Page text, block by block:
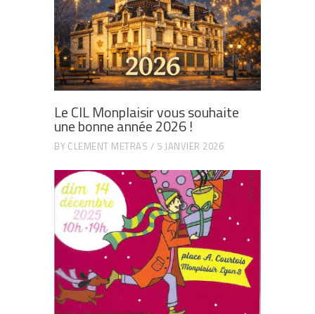
Le CIL Monplaisir vous souhaite
une bonne année 2026 !
BY CLEMENT METRAS 5 JANVIER 2026